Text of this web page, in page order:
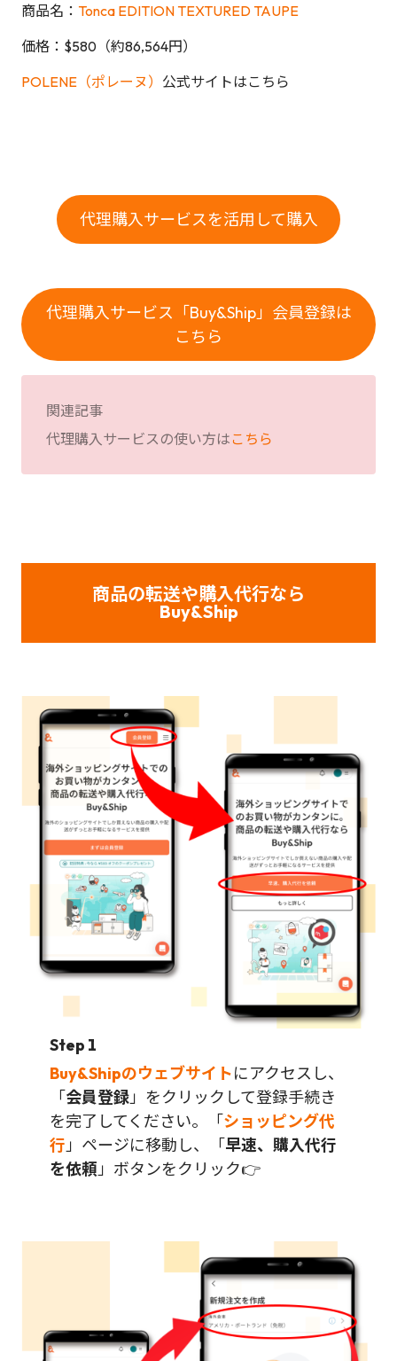
商品名： Tonca EDITION TEXTURED TAUPE
価格：$580（約86,564円）
POLENE（ポレーヌ） 公式サイトはこちら
代理購入サービスを活用して購入
代理購入サービス「Buy&Ship」会員登録は
こちら
関連記事
代理購入サービスの使い方は こちら
商品の転送や購入代行なら
Buy&Ship
Step 1
Buy&Shipのウェブサイトにアクセスし、
「会員登録」をクリックして登録手続き
を完了してください。「ショッピング代
行」ページに移動し、「早速、購入代行
を依頼」ボタンをクリック👉